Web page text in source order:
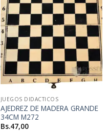
JUEGOS DIDACTICOS
AJEDREZ DE MADERA GRANDE
34CM M272
Bs.47,00